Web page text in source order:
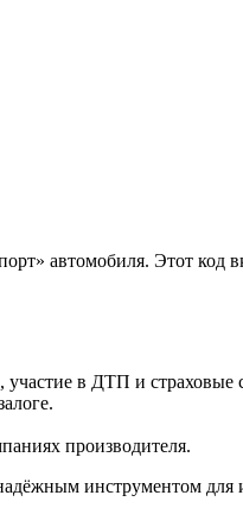
автомобиля. Этот
участие в ДТП и страховые
производителя.
инструментом для